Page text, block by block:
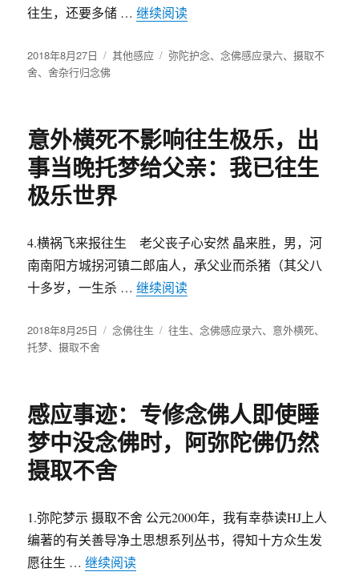
往生，还要多储 …继续阅读
发
布
2018年8月27日
分
其他感应
标
弥陀护念、念佛感应录六、摄取不
舍、舍杂行归念佛
意外横死不影响往生极乐，出
事当晚托梦给父亲：我已往生
极乐世界
4.横祸飞来报往生 老父丧子心安然 晶来胜，男，河
南南阳方城拐河镇二郎庙人，承父业而杀猪（其父八
十多岁，一生杀 …继续阅读
发
布
2018年8月25日
分
念佛往生
标
往生、念佛感应录六、 意外横死、
托梦、摄取不舍
感应事迹：专修念佛人即使睡
梦中没念佛时，阿弥陀佛仍然
摄取不舍
1.弥陀梦示 摄取不舍 公元2000年，我有幸恭读HJ上人
编著的有关善导净土思想系列丛书，得知十方众生发
愿往生 …继续阅读